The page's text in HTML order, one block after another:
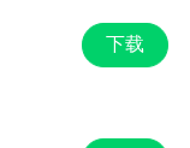
掌握重点的教
的分享数据信息
能够真题练习、
下载